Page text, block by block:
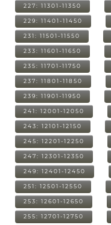
227: 11301-11350
229: 11401-11450
231: 11501-11550
233: 11601-11650
235: 11701-11750
237: 11801-11850
239: 11901-11950
241: 12001-12050
243: 12101-12150
245: 12201-12250
247: 12301-12350
249: 12401-12450
251: 12501-12550
253: 12601-12650
255: 12701-12750